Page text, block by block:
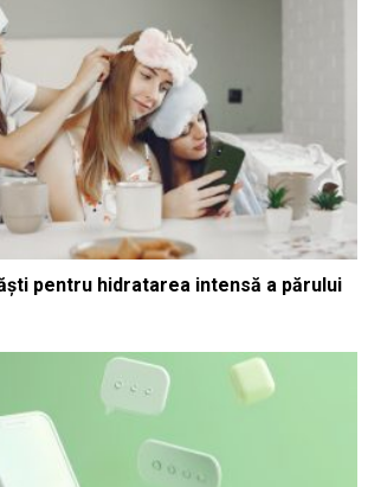
pentru hidratarea intensă a părului